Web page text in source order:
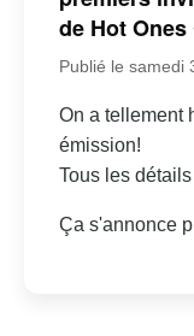
de Hot Ones
Publié le samedi
On a tellement
émission!
Tous les
Ça s'annonce